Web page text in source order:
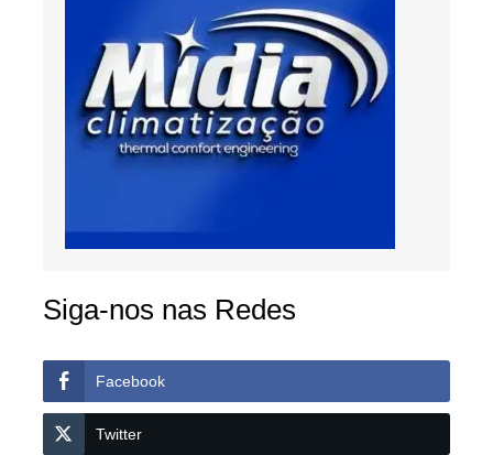
Siga-nos nas Redes
Facebook
Twitter